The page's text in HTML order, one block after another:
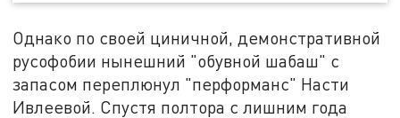
Однако по своей циничной, демонстративной
русофобии нынешний "обувной шабаш" с
запасом переплюнул "перформанс" Насти
Ивлеевой. Спустя полтора с лишним года